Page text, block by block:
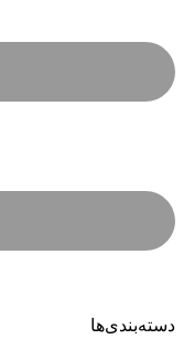
دسته‌بندی‌ها